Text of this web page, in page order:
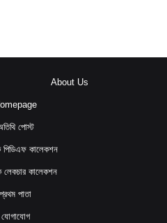
About Us
পোস্ট
পিডিএফ কালেকশন
লেকচার কালেকশন
প্রথম পাতা
যোগাযোগ